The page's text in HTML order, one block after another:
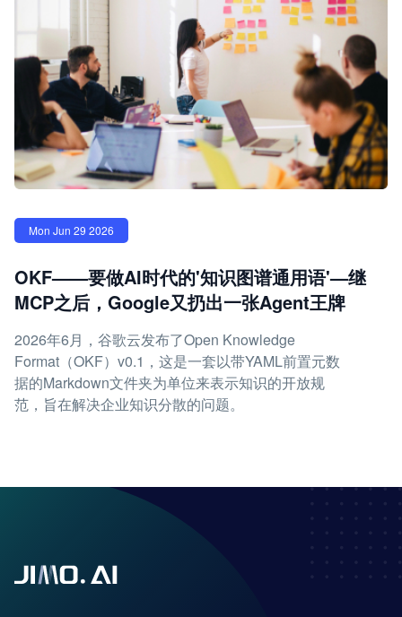
Mon Jun 29 2026
OKF——要做AI时代的'知识图谱通用语'—继
MCP之后，Google又扔出一张Agent王牌
2026年6月，谷歌云发布了Open Knowledge
Format（OKF）v0.1，这是一套以带YAML前置元数
据的Markdown文件夹为单位来表示知识的开放规
范，旨在解决企业知识分散的问题。